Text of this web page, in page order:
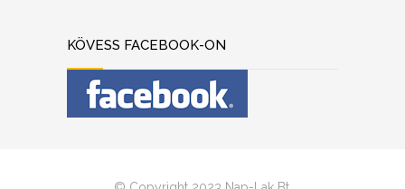
KÖVESS FACEBOOK-ON